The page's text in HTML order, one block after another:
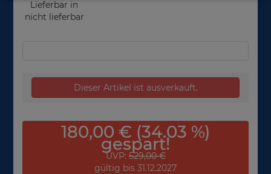
Lieferbar in
nicht lieferbar
Dieser Artikel ist ausverkauft.
180,00 € (34.03 %)
gespart!
UVP:529,00 €
gültig bis 31.12.2027